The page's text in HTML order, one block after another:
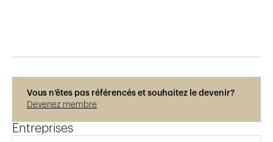
Vous n’êtes pas référencés et souhaitez le devenir?
Devenez membre
Entreprises